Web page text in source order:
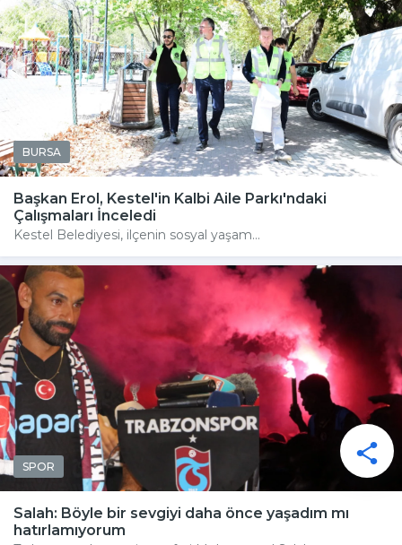
BURSA
Başkan Erol, Kestel'in Kalbi Aile Parkı'ndaki
Çalışmaları İnceledi
Kestel Belediyesi, ilçenin sosyal yaşam...
SPOR
Salah: Böyle bir sevgiyi daha önce yaşadım mı
hatırlamıyorum